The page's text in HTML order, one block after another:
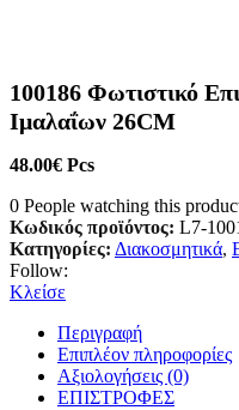
100186 Φωτιστικό
Ιμαλαΐων 26CM
48.00€ Pcs
0 People watching this
Κωδικός προϊόντος: L7-
Κατηγορίες: Διακοσμητικά,
Follow:
Κλείσε
Περιγραφή
Επιπλέον πληροφορίες
Αξιολογήσεις (0)
ΕΠΙΣΤΡΟΦΕΣ